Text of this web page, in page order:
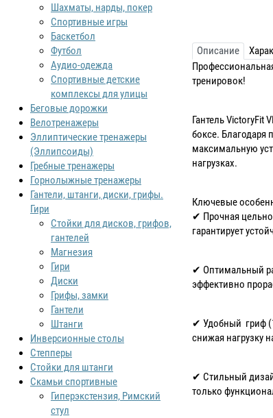
Описание
тренировок!
Гантель VictoryFit
боксе. Благодаря
максимальную
нагрузках.
Ключевые
✔ Прочная
гарантирует
✔ Оптимальный
эффективно
✔ Удобный гриф
снижая нагрузку
✔ Стильный
только
Шахматы, нарды, покер
Спортивные игры
Баскетбол
Футбол
Аудио-одежда
Спортивные детские
комплексы для улицы
Беговые дорожки
Велотренажеры
Эллиптические тренажеры
(Эллипсоиды)
Гребные тренажеры
Горнолыжные тренажеры
Гантели, штанги, диски, грифы.
Гири
Стойки для дисков, грифов,
гантелей
Магнезия
Гири
Диски
Грифы, замки
Гантели
Штанги
Инверсионные столы
Степперы
Стойки для штанги
Скамьи спортивные
Гиперэкстензия, Римский
стул